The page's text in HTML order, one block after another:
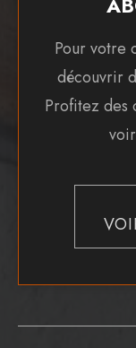
Pour votre
découvrir
Profitez des